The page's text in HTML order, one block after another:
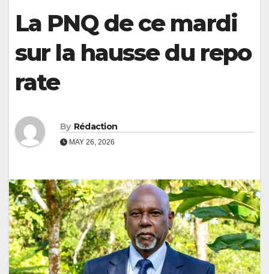
La PNQ de ce mardi
sur la hausse du repo
rate
By Rédaction
MAY 26, 2026